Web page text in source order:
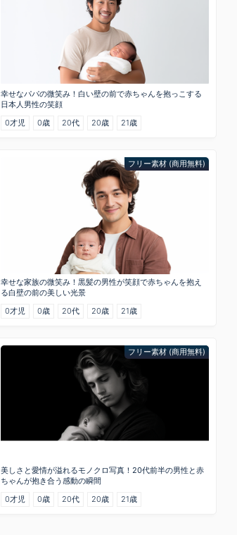
幸せなパパの微笑み！白い壁の前で赤ちゃんを抱っこする
日本人男性の笑顔
0才児
0歳 20代 20歳 21歳
フリー素材 (商用無料)
幸せな家族の微笑み！黒髪の男性が笑顔で赤ちゃんを抱え
る白壁の前の美しい光景
0才児
0歳 20代 20歳 21歳
フリー素材 (商用無料)
美しさと愛情が溢れるモノクロ写真！20代前半の男性と赤
ちゃんが抱き合う感動の瞬間
0才児
0歳 20代 20歳 21歳